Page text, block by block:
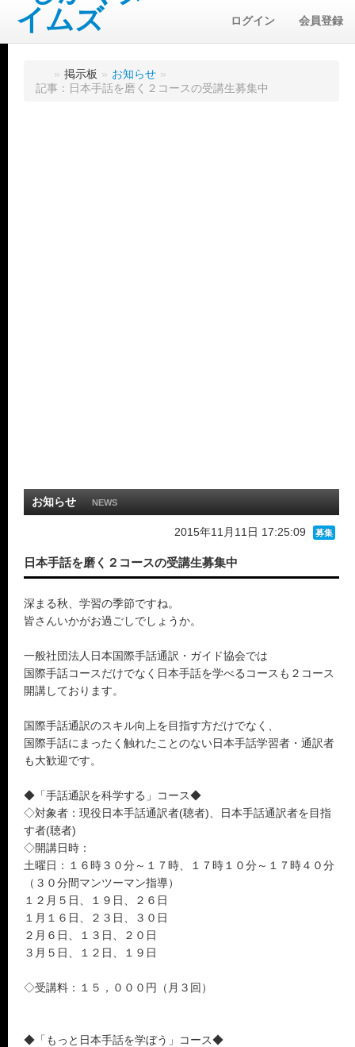
ログイン 会員登録
» 掲示板 » お知らせ »
記事：日本手話を磨く２コースの受講生募集中
お知らせ NEWS
2015年11月11日 17:25:09 募集
日本手話を磨く２コースの受講生募集中
深まる秋、学習の季節ですね。
皆さんいかがお過ごしでしょうか。
一般社団法人日本国際手話通訳・ガイド協会では
国際手話コースだけでなく日本手話を学べるコースも２コース
開講しております。
国際手話通訳のスキル向上を目指す方だけでなく、
国際手話にまったく触れたことのない日本手話学習者・通訳者
も大歓迎です。
◆「手話通訳を科学する」コース◆
◇対象者：現役日本手話通訳者(聴者)、日本手話通訳者を目指
す者(聴者)
◇開講日時：
土曜日：１６時３０分～１７時、１７時１０分～１７時４０分
（３０分間マンツーマン指導）
１２月５日、１９日、２６日
１月１６日、２３日、３０日
２月６日、１３日、２０日
３月５日、１２日、１９日
◇受講料：１５，０００円（月３回）
◆「もっと日本手話を学ぼう」コース◆